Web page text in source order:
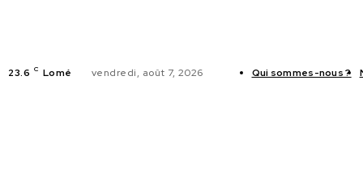
23.6 C Lomé vendredi, août 7, 2026 Qui sommes-nous ?